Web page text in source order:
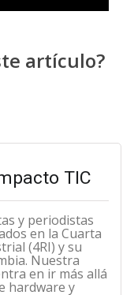
artículo?
TIC
y periodistas
en la Cuarta
(4RI) y su
Nuestra
en ir más allá
hardware y